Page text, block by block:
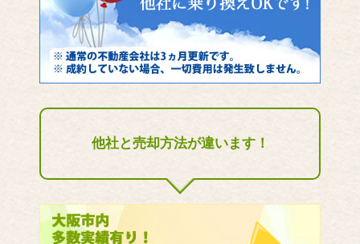
他社と売却方法が違います！